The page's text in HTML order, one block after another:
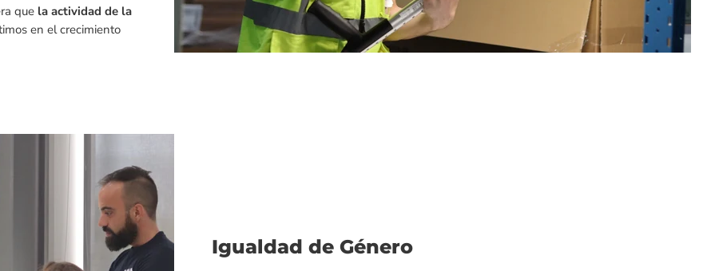
que la actividad de la
en el crecimiento
Igualdad de Género